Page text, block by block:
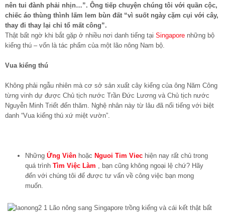
nên tui đành phải nhịn…”. Ông tiếp chuyện chúng tôi với quần cộc,
chiếc áo thùng thình lấm lem bùn đất “vì suốt ngày cặm cụi với cây,
thay đi thay lại chỉ tổ mất công”.
Thật bất ngờ khi bắt gặp ở nhiều nơi danh tiếng tại Singapore những bộ
kiểng thú – vốn là tác phẩm của một lão nông Nam bộ.
Vua kiểng thú
Không phải ngẫu nhiên mà cơ sở sản xuất cây kiểng của ông Năm Công
từng vinh dự được Chủ tịch nước Trần Đức Lương và Chủ tịch nước
Nguyễn Minh Triết đến thăm. Nghệ nhân này từ lâu đã nổi tiếng với biệt
danh “Vua kiểng thú xứ miệt vườn”.
Những Ứng Viên hoặc Nguoi Tim Viec hiện nay rất chủ trong
quá trình Tìm Việc Làm , bạn cũng không ngoại lệ chứ? Hãy
đến với chúng tôi để được tư vấn về công việc bạn mong
muốn.